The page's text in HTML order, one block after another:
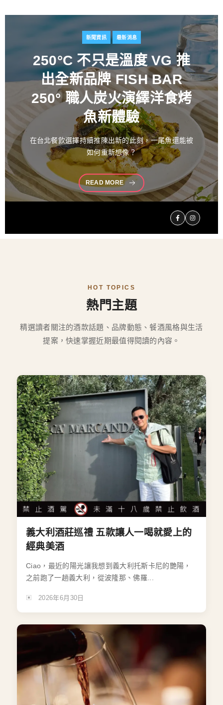
新聞資訊 最新消息
百富攜手金獎藝術家推出
花時心藝限量禮盒 循四季
流轉描繪時間之美 演繹過
桶工藝經典 獻禮中秋
中秋佳節向來是傳遞情誼與分享珍藏的重要時刻。堅
持百年製酒工藝
READ MORE
HOT TOPICS
熱門主題
精選讀者關注的酒款話題、品牌動態、餐酒風格與生活
提案，快速掌握近期最值得閱讀的內容。
義大利酒莊巡禮 五款讓人一喝就愛上的
經典美酒
Ciao，最近的陽光讓我想到義大利托斯卡尼的艷陽，
之前跑了一趟義大利，從波隆那、佛羅...
2026年6月30日